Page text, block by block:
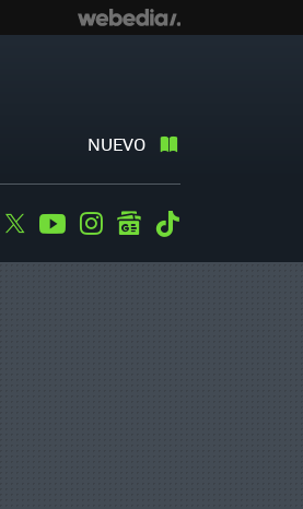
NUEVO
Facebook
TwitterYoutubeInstagramgooglenews